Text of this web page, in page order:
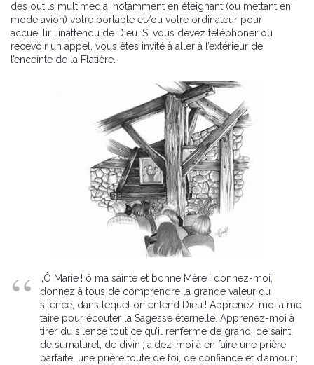
des outils multimedia, notamment en éteignant (ou mettant en
mode avion) votre portable et/ou votre ordinateur pour
accueillir l’inattendu de Dieu. Si vous devez téléphoner ou
recevoir un appel, vous êtes invité à aller à l’extérieur de
l’enceinte de la Flatière.
„Ô Marie ! ô ma sainte et bonne Mère ! donnez-moi,
donnez à tous de comprendre la grande valeur du
silence, dans lequel on entend Dieu ! Apprenez-moi à me
taire pour écouter la Sagesse éternelle. Apprenez-moi à
tirer du silence tout ce qu’il renferme de grand, de saint,
de surnaturel, de divin ; aidez-moi à en faire une prière
parfaite, une prière toute de foi, de confiance et d’amour ;